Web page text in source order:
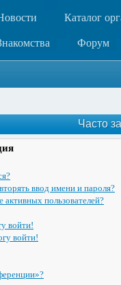
Каталог
Форум
Часто
ввод имени и пароля?
активных пользователей?
войти!
войти!